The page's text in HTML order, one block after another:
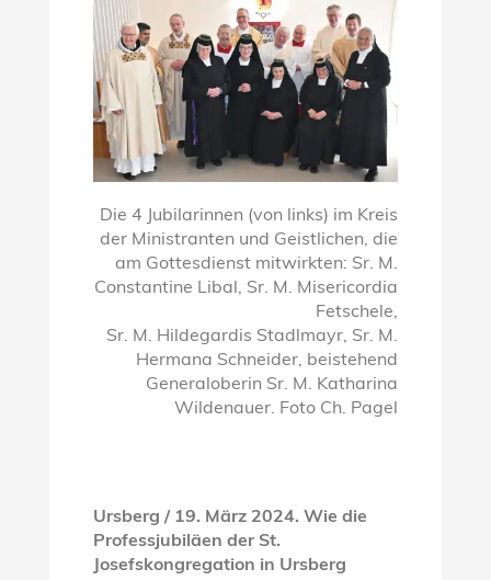
Die 4 Jubilarinnen (von links) im Kreis
der Ministranten und Geistlichen, die
am Gottesdienst mitwirkten: Sr. M.
Constantine Libal, Sr. M. Misericordia
Fetschele,
Sr. M. Hildegardis Stadlmayr, Sr. M.
Hermana Schneider, beistehend
Generaloberin Sr. M. Katharina
Wildenauer. Foto Ch. Pagel
Ursberg / 19. März 2024. Wie die
Professjubiläen der St.
Josefskongregation in Ursberg